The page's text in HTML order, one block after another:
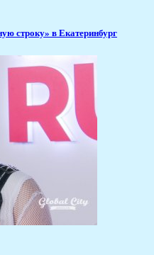
строку» в Екатеринбург